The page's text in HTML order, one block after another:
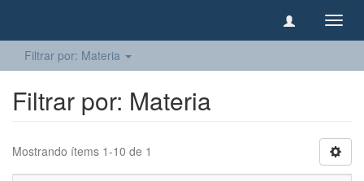
Filtrar por: Materia
Filtrar por: Materia
Mostrando ítems 1-10 de 1